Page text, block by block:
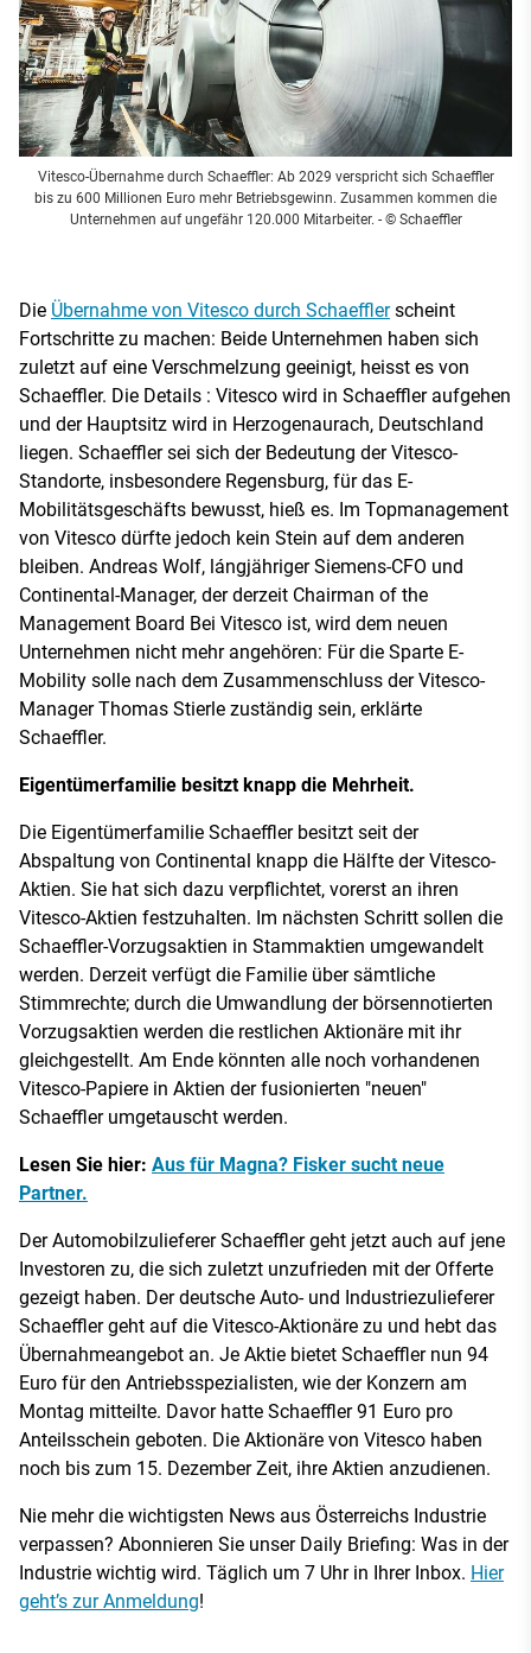
Vitesco-Übernahme durch Schaeffler: Ab 2029 verspricht sich Schaeffler
bis zu 600 Millionen Euro mehr Betriebsgewinn. Zusammen kommen die
Unternehmen auf ungefähr 120.000 Mitarbeiter. - © Schaeffler
Die Übernahme von Vitesco durch Schaefflerscheint
Fortschritte zu machen: Beide Unternehmen haben sich
zuletzt auf eine Verschmelzung geeinigt, heisst es von
Schaeffler. Die Details : Vitesco wird in Schaeffler aufgehen
und der Hauptsitz wird in Herzogenaurach, Deutschland
liegen. Schaeffler sei sich der Bedeutung der Vitesco-
Standorte, insbesondere Regensburg, für das E-
Mobilitätsgeschäfts bewusst, hieß es. Im Topmanagement
von Vitesco dürfte jedoch kein Stein auf dem anderen
bleiben. Andreas Wolf, lángjähriger Siemens-CFO und
Continental-Manager, der derzeit Chairman of the
Management Board Bei Vitesco ist, wird dem neuen
Unternehmen nicht mehr angehören: Für die Sparte E-
Mobility solle nach dem Zusammenschluss der Vitesco-
Manager Thomas Stierle zuständig sein, erklärte
Schaeffler.
Eigentümerfamilie besitzt knapp die Mehrheit.
Die Eigentümerfamilie Schaeffler besitzt seit der
Abspaltung von Continental knapp die Hälfte der Vitesco-
Aktien. Sie hat sich dazu verpflichtet, vorerst an ihren
Vitesco-Aktien festzuhalten. Im nächsten Schritt sollen die
Schaeffler-Vorzugsaktien in Stammaktien umgewandelt
werden. Derzeit verfügt die Familie über sämtliche
Stimmrechte; durch die Umwandlung der börsennotierten
Vorzugsaktien werden die restlichen Aktionäre mit ihr
gleichgestellt. Am Ende könnten alle noch vorhandenen
Vitesco-Papiere in Aktien der fusionierten "neuen"
Schaeffler umgetauscht werden.
Lesen Sie hier: Aus für Magna? Fisker sucht neue
Partner.
Der Automobilzulieferer Schaeffler geht jetzt auch auf jene
Investoren zu, die sich zuletzt unzufrieden mit der Offerte
gezeigt haben. Der deutsche Auto- und Industriezulieferer
Schaeffler geht auf die Vitesco-Aktionäre zu und hebt das
Übernahmeangebot an. Je Aktie bietet Schaeffler nun 94
Euro für den Antriebsspezialisten, wie der Konzern am
Montag mitteilte. Davor hatte Schaeffler 91 Euro pro
Anteilsschein geboten. Die Aktionäre von Vitesco haben
noch bis zum 15. Dezember Zeit, ihre Aktien anzudienen.
Nie mehr die wichtigsten News aus Österreichs Industrie
verpassen? Abonnieren Sie unser Daily Briefing: Was in der
Industrie wichtig wird. Täglich um 7 Uhr in Ihrer Inbox. Hier
geht’s zur Anmeldung!